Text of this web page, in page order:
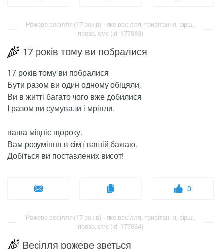
Рожеве весілля (17 років) - яке весілля, привітання, вірші,
проза, смс (id: 177883)
17 років тому ви побралися
17 років тому ви побралися
Бути разом ви один одному обіцяли,
Ви в житті багато чого вже добилися
І разом ви сумували і мріяли.
ваша міцніє щороку.
Вам розуміння в сім'ї вашій бажаю.
Добіться ви поставлених висот!
0
Рожеве весілля (17 років) - яке весілля, привітання, вірші,
проза, смс (id: 177884)
Весілля рожеве зветься